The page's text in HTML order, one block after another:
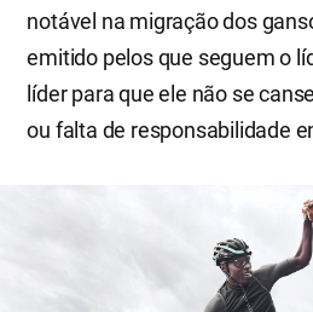
notável na migração dos
emitido pelos que seguem o
líder para que ele não se
ou falta de responsabilidade